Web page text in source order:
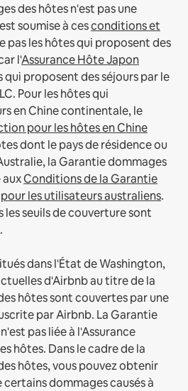
des hôtes n'est pas une
soumise à cesconditions et
pas les hôtes qui proposent des
l'Assurance Hôte Japon
qui proposent des séjours par le
Pour les hôtes qui
en Chine continentale, le
pour les hôtes en Chine
dont le pays de résidence ou
la Garantie dommages
auxConditions de la Garantie
les utilisateurs australiens.
les seuils de couverture sont
dans l'État de Washington,
d'Airbnb au titre de la
hôtes sont couvertes par une
par Airbnb. La Garantie
pas liée à l'Assurance
hôtes. Dans le cadre de la
hôtes, vous pouvez obtenir
dommages causés à